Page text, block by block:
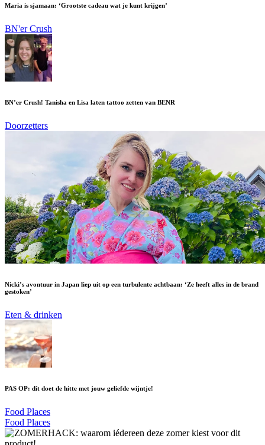
Maria is sjamaan: ‘Grootste cadeau wat je kunt krijgen’
BN'er Crush
BN’er Crush! Tanisha en Lisa laten tattoo zetten van BENR
Doorzetters
Nicki’s avontuur in Japan liep uit op een turbulente achtbaan: ‘Ze heeft alles in de brand
gestoken’
Eten & drinken
PAS OP: dít doet de hitte met jouw geliefde wijntje!
Food Places
Food Places